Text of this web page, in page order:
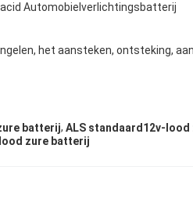
acid Automobielverlichtingsbatterij
het aansteken, ontsteking,
batterij, ALS standaard12v-
zure batterij